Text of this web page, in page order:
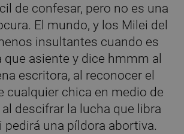
de confesar, pero no es una
El mundo, y los Milei del
insultantes cuando es
que asiente y dice hmmm al
escritora, al reconocer el
cualquier chica en medio de
descifrar la lucha que libra
pedirá una píldora abortiva.